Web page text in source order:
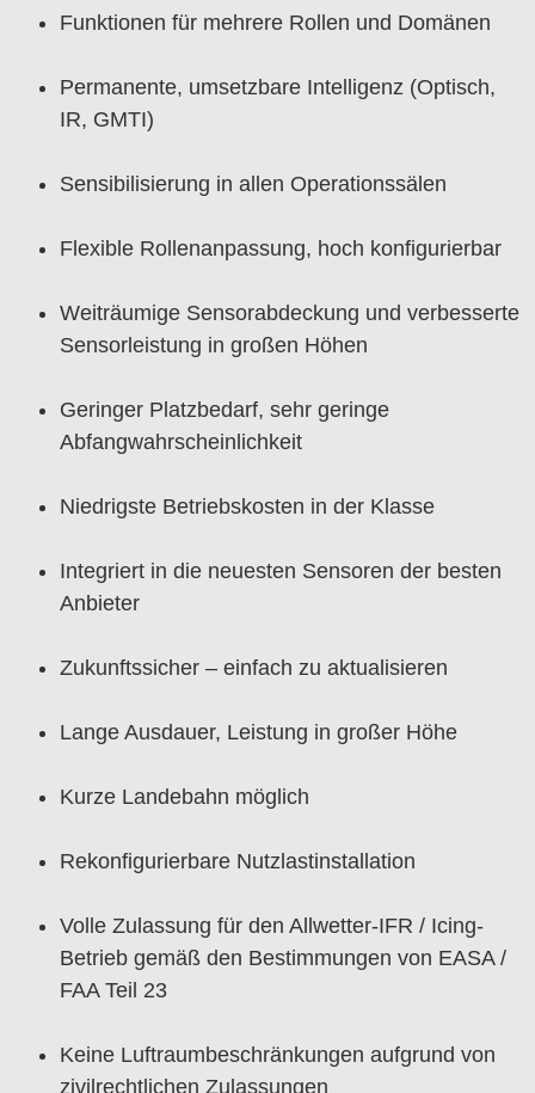
Funktionen für mehrere Rollen und Domänen
Permanente, umsetzbare Intelligenz (Optisch,
IR, GMTI)
Sensibilisierung in allen Operationssälen
Flexible Rollenanpassung, hoch konfigurierbar
Weiträumige Sensorabdeckung und verbesserte
Sensorleistung in großen Höhen
Geringer Platzbedarf, sehr geringe
Abfangwahrscheinlichkeit
Niedrigste Betriebskosten in der Klasse
Integriert in die neuesten Sensoren der besten
Anbieter
Zukunftssicher – einfach zu aktualisieren
Lange Ausdauer, Leistung in großer Höhe
Kurze Landebahn möglich
Rekonfigurierbare Nutzlastinstallation
Volle Zulassung für den Allwetter-IFR / Icing-
Betrieb gemäß den Bestimmungen von EASA /
FAA Teil 23
Keine Luftraumbeschränkungen aufgrund von
zivilrechtlichen Zulassungen